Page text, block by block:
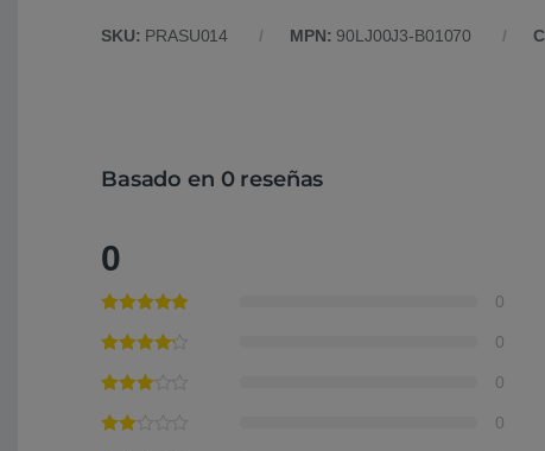
SKU: PRASU014 MPN: 90LJ00J3-B01070
Basado en 0 reseñas
0
0
0
0
0